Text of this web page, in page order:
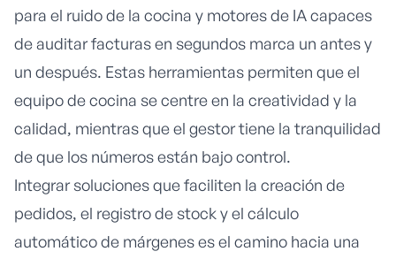
para el ruido de la cocina y motores de IA capaces
de auditar facturas en segundos marca un antes y
un después. Estas herramientas permiten que el
equipo de cocina se centre en la creatividad y la
calidad, mientras que el gestor tiene la tranquilidad
de que los números están bajo control.
Integrar soluciones que faciliten la creación de
pedidos, el registro de stock y el cálculo
automático de márgenes es el camino hacia una